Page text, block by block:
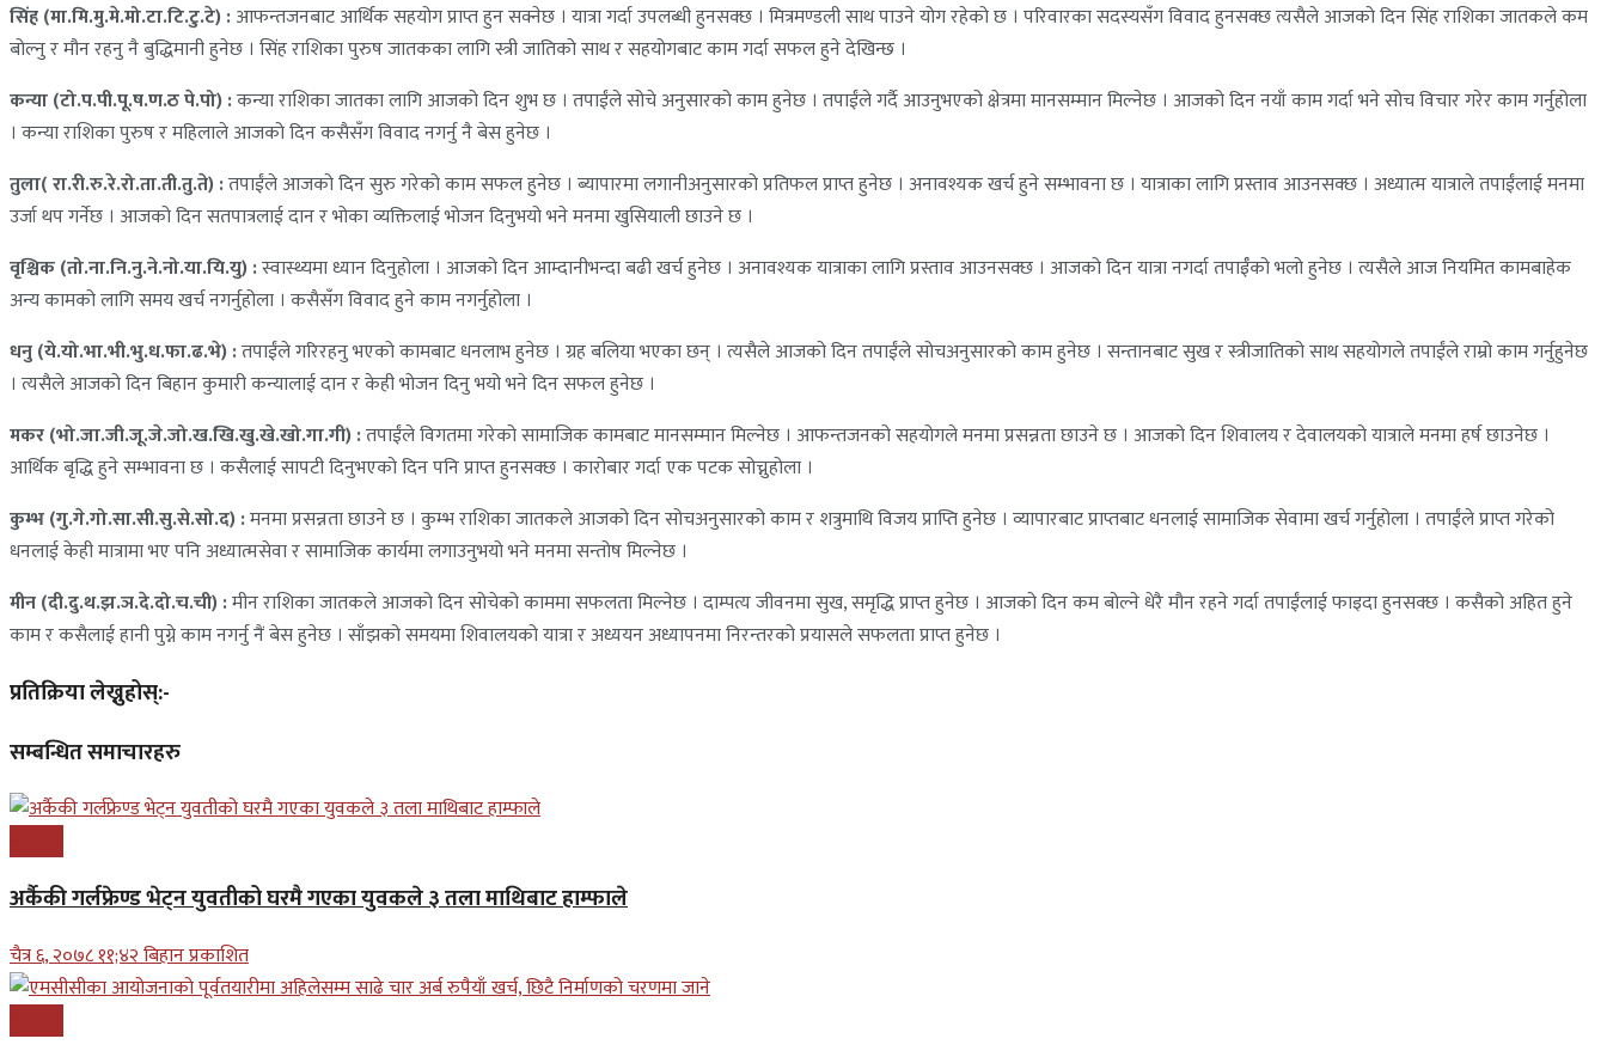
सिंह (मा.मि.मु.मे.मो.टा.टि.टु.टे) :आफन्तजनबाट आर्थिक सहयोग प्राप्त हुन सक्नेछ । यात्रा गर्दा उपलब्धी हुनसक्छ । मित्रमण्डली साथ पाउने योग रहेको छ । परिवारका सदस्यसँग विवाद हुनसक्छ त्यसैले आजको दिन सिंह राशिका जातकले कम
बोल्नु र मौन रहनु नै बुद्धिमानी हुनेछ । सिंह राशिका पुरुष जातकका लागि स्त्री जातिको साथ र सहयोगबाट काम गर्दा सफल हुने देखिन्छ ।
कन्या (टो.प.पी.पू.ष.ण.ठ पे.पो) :कन्या राशिका जातका लागि आजको दिन शुभ छ । तपाईंले सोचे अनुसारको काम हुनेछ । तपाईंले गर्दै आउनुभएको क्षेत्रमा मानसम्मान मिल्नेछ । आजको दिन नयाँ काम गर्दा भने सोच विचार गरेर काम गर्नुहोला
। कन्या राशिका पुरुष र महिलाले आजको दिन कसैसँग विवाद नगर्नु नै बेस हुनेछ ।
तुला( रा.री.रु.रे.रो.ता.ती.तु.ते) :तपाईंले आजको दिन सुरु गरेको काम सफल हुनेछ । ब्यापारमा लगानीअनुसारको प्रतिफल प्राप्त हुनेछ । अनावश्यक खर्च हुने सम्भावना छ । यात्राका लागि प्रस्ताव आउनसक्छ । अध्यात्म यात्राले तपाईंलाई मनमा
उर्जा थप गर्नेछ । आजको दिन सतपात्रलाई दान र भोका व्यक्तिलाई भोजन दिनुभयो भने मनमा खुसियाली छाउने छ ।
वृश्चिक (तो.ना.नि.नु.ने.नो.या.यि.यु) :स्वास्थ्यमा ध्यान दिनुहोला । आजको दिन आम्दानीभन्दा बढी खर्च हुनेछ । अनावश्यक यात्राका लागि प्रस्ताव आउनसक्छ । आजको दिन यात्रा नगर्दा तपाईँको भलो हुनेछ । त्यसैले आज नियमित कामबाहेक
अन्य कामको लागि समय खर्च नगर्नुहोला । कसैसँग विवाद हुने काम नगर्नुहोला ।
धनु (ये.यो.भा.भी.भु.ध.फा.ढ.भे) :तपाईंले गरिरहनु भएको कामबाट धनलाभ हुनेछ । ग्रह बलिया भएका छन् । त्यसैले आजको दिन तपाईंले सोचअनुसारको काम हुनेछ । सन्तानबाट सुख र स्त्रीजातिको साथ सहयोगले तपाईंले राम्रो काम गर्नुहुनेछ
। त्यसैले आजको दिन बिहान कुमारी कन्यालाई दान र केही भोजन दिनु भयो भने दिन सफल हुनेछ ।
मकर (भो.जा.जी.जू.जे.जो.ख.खि.खु.खे.खो.गा.गी) :तपाईंले विगतमा गरेको सामाजिक कामबाट मानसम्मान मिल्नेछ । आफन्तजनको सहयोगले मनमा प्रसन्नता छाउने छ । आजको दिन शिवालय र देवालयको यात्राले मनमा हर्ष छाउनेछ ।
आर्थिक बृद्धि हुने सम्भावना छ । कसैलाई सापटी दिनुभएको दिन पनि प्राप्त हुनसक्छ । कारोबार गर्दा एक पटक सोच्नुहोला ।
कुम्भ (गु.गे.गो.सा.सी.सु.से.सो.द) :मनमा प्रसन्नता छाउने छ । कुम्भ राशिका जातकले आजको दिन सोचअनुसारको काम र शत्रुमाथि विजय प्राप्ति हुनेछ । व्यापारबाट प्राप्तबाट धनलाई सामाजिक सेवामा खर्च गर्नुहोला । तपाईंले प्राप्त गरेको
धनलाई केही मात्रामा भए पनि अध्यात्मसेवा र सामाजिक कार्यमा लगाउनुभयो भने मनमा सन्तोष मिल्नेछ ।
मीन (दी.दु.थ.झ.ञ.दे.दो.च.ची) :मीन राशिका जातकले आजको दिन सोचेको काममा सफलता मिल्नेछ । दाम्पत्य जीवनमा सुख, समृद्धि प्राप्त हुनेछ । आजको दिन कम बोल्ने धेरै मौन रहने गर्दा तपाईंलाई फाइदा हुनसक्छ । कसैको अहित हुने
काम र कसैलाई हानी पुग्ने काम नगर्नु नैं बेस हुनेछ । साँझको समयमा शिवालयको यात्रा र अध्ययन अध्यापनमा निरन्तरको प्रयासले सफलता प्राप्त हुनेछ ।
प्रतिक्रिया लेख्नुहोस्:-
सम्बन्धित समाचारहरु
अर्कैकी गर्लफ्रेण्ड भेट्न युवतीको घरमै गएका युवकले ३ तला माथिबाट हाम्फाले
चैत्र ६, २०७८ ११;४२ बिहान प्रकाशित